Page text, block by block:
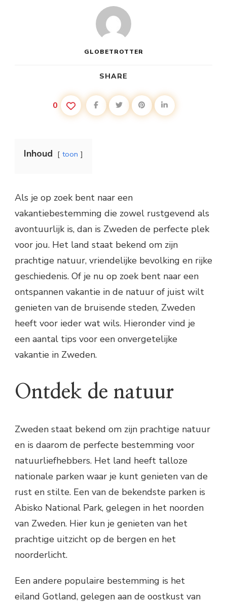
GLOBETROTTER
SHARE
0
Inhoud toon
Als je op zoek bent naar een
vakantiebestemming die zowel rustgevend als
avontuurlijk is, dan is Zweden de perfecte plek
voor jou. Het land staat bekend om zijn
prachtige natuur, vriendelijke bevolking en rijke
geschiedenis. Of je nu op zoek bent naar een
ontspannen vakantie in de natuur of juist wilt
genieten van de bruisende steden, Zweden
heeft voor ieder wat wils. Hieronder vind je
een aantal tips voor een onvergetelijke
vakantie in Zweden.
Ontdek de natuur
Zweden staat bekend om zijn prachtige natuur
en is daarom de perfecte bestemming voor
natuurliefhebbers. Het land heeft talloze
nationale parken waar je kunt genieten van de
rust en stilte. Een van de bekendste parken is
Abisko National Park, gelegen in het noorden
van Zweden. Hier kun je genieten van het
prachtige uitzicht op de bergen en het
noorderlicht.
Een andere populaire bestemming is het
eiland Gotland, gelegen aan de oostkust van